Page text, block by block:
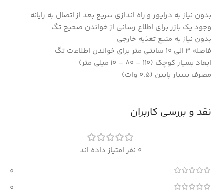
بدون نیاز به درایور و راه اندازی سریع بعد از اتصال به رایانه
وجود یک بازر برای اطلاع رسانی از خواندن صحیح تگ
بدون نیاز به منبع تغذیه خارجی
فاصله 3 الی 10 سانتی متر برای خواندن اطلاعات تگ
ابعاد بسیار کوچک (110 – 80 – 10 میلی متر)
مصرف بسیار پایین (0.5 وات)
نقد و بررسی کاربران
0 نفر امتیاز داده اند
0
0